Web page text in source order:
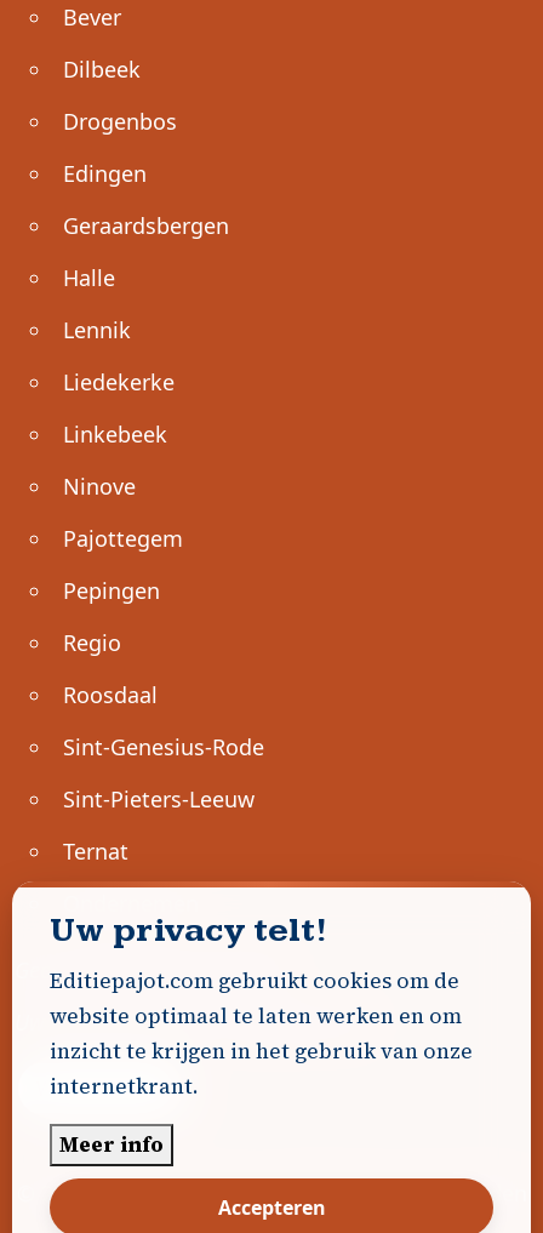
Bever
Dilbeek
Drogenbos
Edingen
Geraardsbergen
Halle
Lennik
Liedekerke
Linkebeek
Ninove
Pajottegem
Pepingen
Regio
Roosdaal
Sint-Genesius-Rode
Sint-Pieters-Leeuw
Ternat
Geen advertenties gevonden.
Uw advertentie hier? Contacteer ons!
Word Partner!
© 2026 Editiepajot.com
Algemene voorwaarden
|Disclaimer Privacybeleid Cookiebeleid|
Uw privacy telt!
Editiepajot.com gebruikt cookies om de
website optimaal te laten werken en om
inzicht te krijgen in het gebruik van onze
internetkrant.
Meer info
Accepteren